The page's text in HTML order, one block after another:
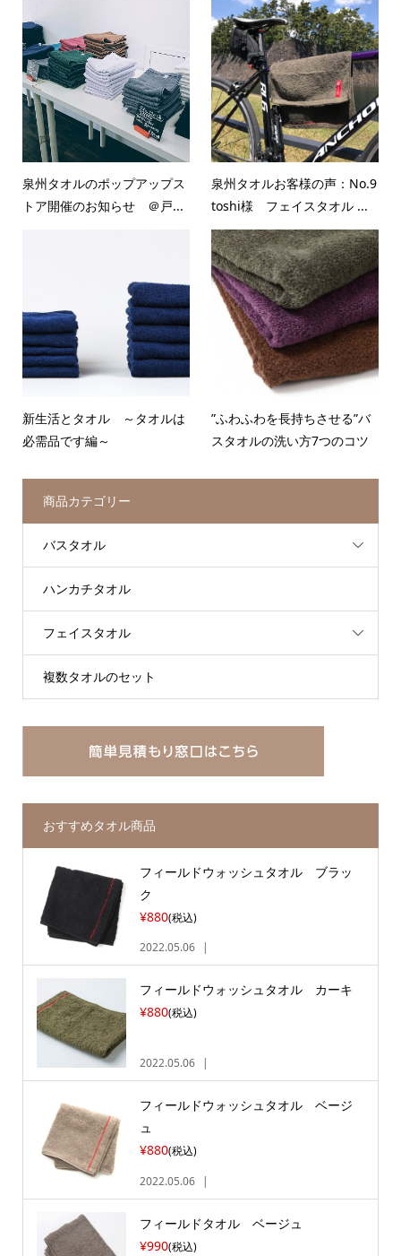
泉州タオルのポップアップス
トア開催のお知らせ ＠戸...
泉州タオルお客様の声：No.9
toshi様 フェイスタオル ...
新生活とタオル ～タオルは
必需品です編～
”ふわふわを長持ちさせる”バ
スタオルの洗い方7つのコツ
商品カテゴリー
バスタオル
ハンカチタオル
フェイスタオル
複数タオルのセット
おすすめタオル商品
フィールドウォッシュタオル ブラッ
ク
¥880(税込)
2022.05.06
フィールドウォッシュタオル カーキ
¥880(税込)
2022.05.06
フィールドウォッシュタオル ベージ
ュ
¥880(税込)
2022.05.06
フィールドタオル ベージュ
¥990(税込)